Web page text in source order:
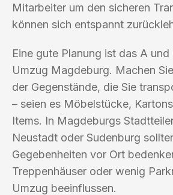
Mitarbeiter um den sicheren
können sich entspannt
Eine gute Planung ist das A
Umzug Magdeburg. Machen
der Gegenstände, die Sie
– seien es Möbelstücke,
Items. In Magdeburgs
Neustadt oder Sudenburg
Gegebenheiten vor Ort
Treppenhäuser oder wenig
Umzug beeinflussen.